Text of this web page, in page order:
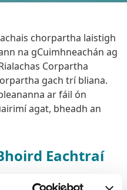
chorpartha laistigh
na gCuimhneachán ag
Corpartha
gach trí bliana.
ar fáil ón
agat, bheadh an
Eachtraí
do Chlár na